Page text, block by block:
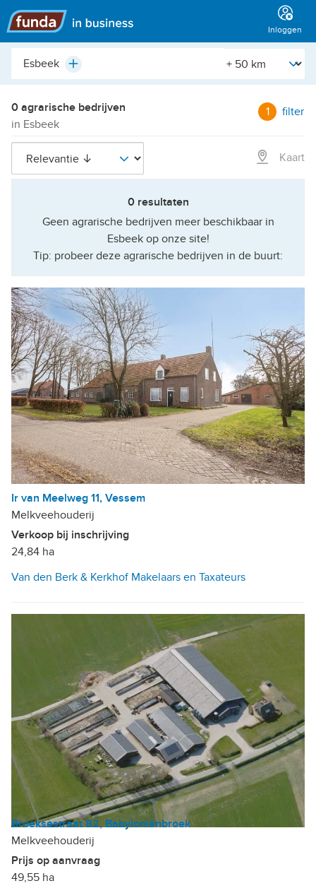
Hoofdmenu
Inloggen
Plaats,
etc.
Plus [Straal]
0 agrarische bedrijven
in Esbeek
1 filter
Kaart
0 resultaten
Geen agrarische bedrijven meer beschikbaar in
Esbeek op onze site!
Tip: probeer deze agrarische bedrijven in de buurt:
Ir van Meelweg 11, Vessem
Melkveehouderij
Verkoop bij inschrijving
24,84 ha
Van den Berk & Kerkhof Makelaars en Taxateurs
Broeksestraat 82, Babyloniënbroek
Melkveehouderij
Prijs op aanvraag
49,55 ha